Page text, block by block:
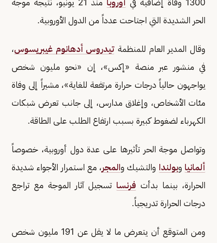
1300 وفاة إضافية في
أوروبا
منذ 21 يونيو، نتيجة موجة
الحر الشديدة التي اجتاحت عدداً من الدول الأوروبية.
وقال المدير العام للمنظمة تيدروس أدهانوم غيبريسوس،
في منشور عبر منصة «إكس»، إن «نحو مليون شخص
يواجهون حالياً درجات حرارة مرتفعة للغاية»، مشيراً إلى وفاة
مئات الأشخاص، وإغلاق مدارس، إلى جانب تعرض شبكات
الكهرباء لضغوط كبيرة بسبب ارتفاع الطلب على الطاقة.
وتواصل موجة الحر تأثيرها على عدة دول أوروبية، خصوصاً
ألمانيا وبولندا والتشيك والمجر، مع استمرار الأجواء شديدة
الحرارة، بينما بدأت فرنسا تسجيل آثار الموجة مع تراجع
درجات الحرارة تدريجياً.
ومن المتوقع أن يتعرض ما لا يقل عن 191 مليون شخص